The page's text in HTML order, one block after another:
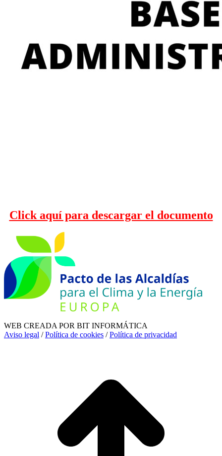
Click aquí para descargar el documento
WEB CREADA POR BIT INFORMÁTICA
Aviso legal /Política de cookies /Política de privacidad